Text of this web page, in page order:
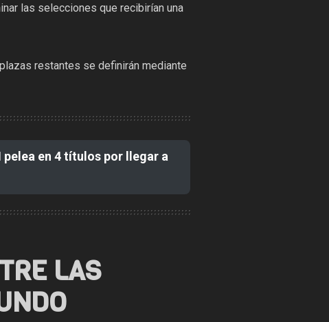
las selecciones que recibirían una
restantes se definirán mediante
pelea en 4 títulos por llegar a
LAS